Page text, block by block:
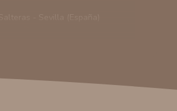
(Puede consultar como
comunicaciones comerciales